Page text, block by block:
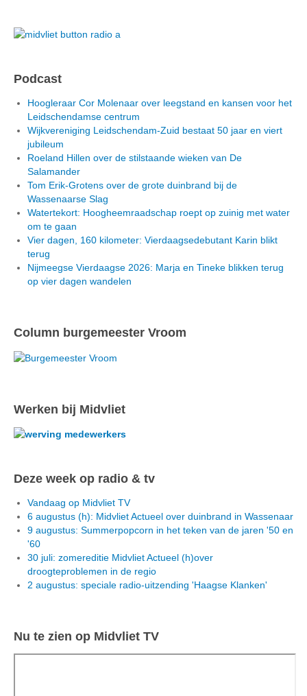
Podcast
Hoogleraar Cor Molenaar over leegstand en kansen voor het
Leidschendamse centrum
Wijkvereniging Leidschendam-Zuid bestaat 50 jaar en viert
jubileum
Roeland Hillen over de stilstaande wieken van De
Salamander
Tom Erik-Grotens over de grote duinbrand bij de
Wassenaarse Slag
Watertekort: Hoogheemraadschap roept op zuinig met water
om te gaan
Vier dagen, 160 kilometer: Vierdaagsedebutant Karin blikt
terug
Nijmeegse Vierdaagse 2026: Marja en Tineke blikken terug
op vier dagen wandelen
Column burgemeester Vroom
Werken bij Midvliet
Deze week op radio & tv
Vandaag op Midvliet TV
6 augustus (h): Midvliet Actueel over duinbrand in Wassenaar
9 augustus: Summerpopcorn in het teken van de jaren '50 en
'60
30 juli: zomereditie Midvliet Actueel (h)over
droogteproblemen in de regio
2 augustus: speciale radio-uitzending 'Haagse Klanken'
Nu te zien op Midvliet TV